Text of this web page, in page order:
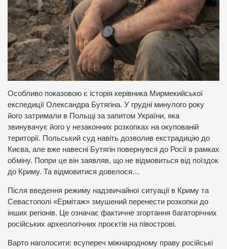
Особливо показовою є історія керівника Мирмекийської
експедиції Олександра Бутягіна. У грудні минулого року
його затримали в Польщі за запитом України, яка
звинувачує його у незаконних розкопках на окупованій
території. Польський суд навіть дозволив екстрадицію до
Києва, але вже навесні Бутягін повернувся до Росії в рамках
обміну. Попри це він заявляв, що не відмовиться від поїздок
до Криму. Та відмовитися довелося…
Після введення режиму надзвичайної ситуації в Криму та
Севастополі «Ермітаж» змушений перенести розкопки до
інших регіонів. Це означає фактичне згортання багаторічних
російських археологічних проєктів на півострові.
Варто наголосити: всупереч міжнародному праву російські